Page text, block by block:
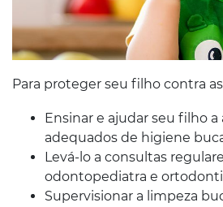
Para proteger seu filho contra
Ensinar e ajudar seu filho
adequados de higiene
Levá-lo a consultas
odontopediatra e
Supervisionar a limpeza